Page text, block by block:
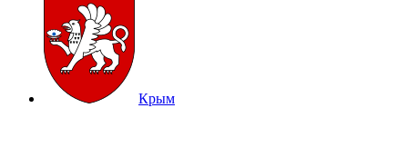
Крым